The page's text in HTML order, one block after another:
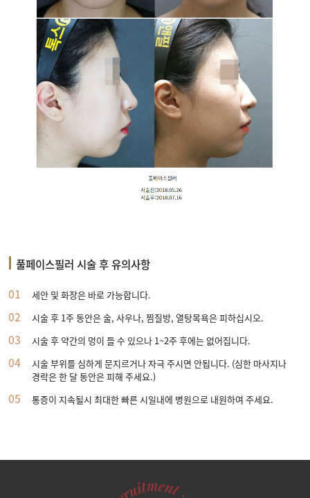
풀페이스필러 시술 후 유의사항
01
세안 및 화장은 바로 가능합니다.
02 시술 후 1주 동안은 술, 사우나, 찜질방, 열탕목욕은 피하십시오.
03 시술 후 약간의 멍이 들 수 있으나 1~2주 후에는 없어집니다.
04
시술 부위를 심하게 문지르거나 자극 주시면 안됩니다. (심한 마사지나
경락은 한 달 동안은 피해 주세요.)
05 통증이 지속될시 최대한 빠른 시일내에 병원으로 내원하여 주세요.